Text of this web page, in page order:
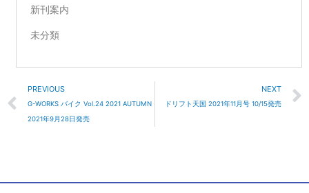
新刊案内
未分類
Prev
PREVIOUS
G-WORKS バイク Vol.24 2021 AUTUMN
2021年9月28日発売
NEXT
ドリフト天国 2021年11月号 10/15発売